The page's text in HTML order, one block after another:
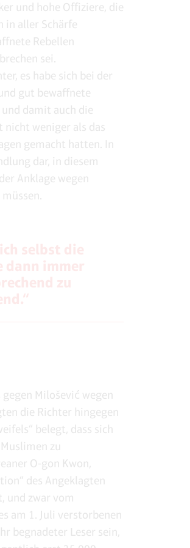
und hohe Offiziere, die
in aller Schärfe
Rebellen
sei.
es habe sich bei der
gut bewaffnete
damit auch die
nicht weniger als das
gemacht hatten. In
dar, in diesem
Anklage wegen
Milošević wegen
die Richter hingegen
belegt, dass sich
zu
O-gon Kwon,
des Angeklagten
und zwar vom
am 1. Juli verstorbenen
begnadeter Leser sein,